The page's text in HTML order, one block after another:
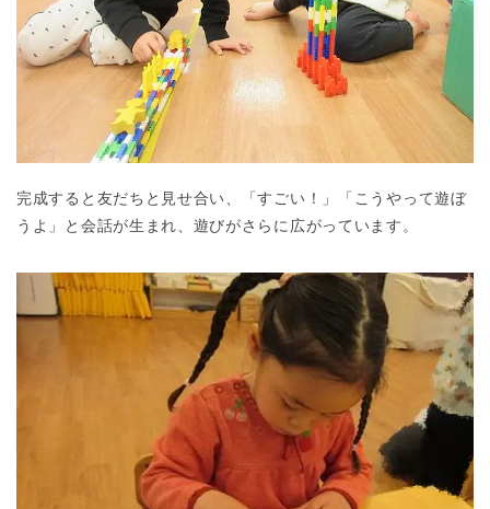
神奈川県 神奈川県 全域
完成すると友だちと見せ合い、「すごい！」「こうやって遊ぼ
うよ」と会話が生まれ、遊びがさらに広がっています。